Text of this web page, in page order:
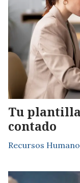
Tu plantilla
contado
Recursos